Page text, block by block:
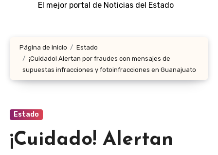
El mejor portal de Noticias del Estado
Página de inicio
Estado
¡Cuidado! Alertan por fraudes con mensajes de
supuestas infracciones y fotoinfracciones en Guanajuato
Estado
¡Cuidado! Alertan